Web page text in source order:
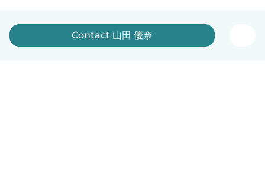
Contact 山田 優奈